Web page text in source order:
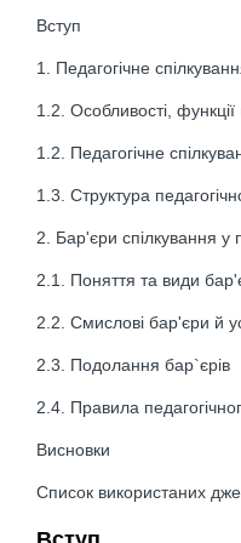
Вступ
1. Педагогічне
1.2. Особливості, функції
1.2. Педагогічне
1.3. Структура
2. Бар'єри спілкування у
2.1. Поняття та види
2.2. Смислові бар'єри й
2.3. Подолання бар`єрів
2.4. Правила
Висновки
Список використаних